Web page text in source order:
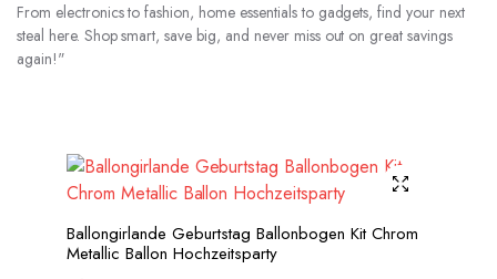
From electronics to fashion, home essentials to gadgets, find your next
steal here. Shop smart, save big, and never miss out on great savings
again!"
Ballongirlande Geburtstag Ballonbogen Kit Chrom
Metallic Ballon Hochzeitsparty